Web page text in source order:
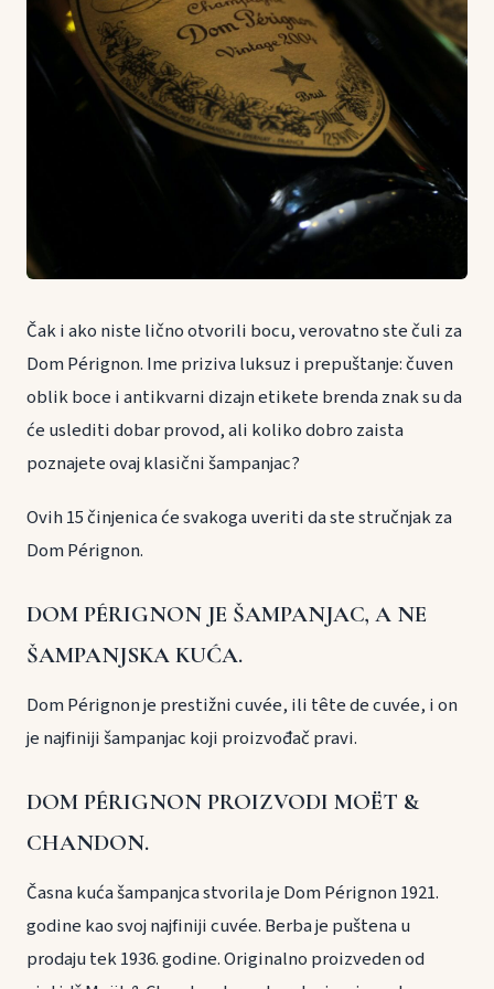
Čak i ako niste lično otvorili bocu, verovatno ste čuli za
Dom Pérignon. Ime priziva luksuz i prepuštanje: čuven
oblik boce i antikvarni dizajn etikete brenda znak su da
će uslediti dobar provod, ali koliko dobro zaista
poznajete ovaj klasični šampanjac?
Ovih 15 činjenica će svakoga uveriti da ste stručnjak za
Dom Pérignon.
DOM PÉRIGNON JE ŠAMPANJAC, A NE
ŠAMPANJSKA KUĆA.
Dom Pérignon je prestižni cuvée, ili tête de cuvée, i on
je najfiniji šampanjac koji proizvođač pravi.
DOM PÉRIGNON PROIZVODI MOËT &
CHANDON.
Časna kuća šampanjca stvorila je Dom Pérignon 1921.
godine kao svoj najfiniji cuvée. Berba je puštena u
prodaju tek 1936. godine. Originalno proizveden od